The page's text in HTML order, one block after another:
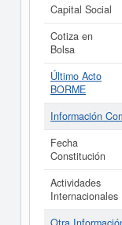
Capital Social
Cotiza en
Bolsa
Último Acto
BORME
Información
Fecha
Constitución
Actividades
Internacionales